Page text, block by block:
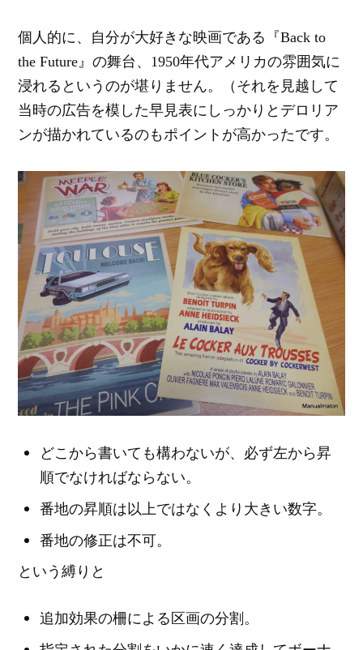
個人的に、自分が大好きな映画である『Back to
the Future』の舞台、1950年代アメリカの雰囲気に
浸れるというのが堪りません。（それを見越して
当時の広告を模した早見表にしっかりとデロリア
ンが描かれているのもポイントが高かったです。
どこから書いても構わないが、必ず左から昇
順でなければならない。
番地の昇順は以上ではなくより大きい数字。
番地の修正は不可。
という縛りと
追加効果の柵による区画の分割。